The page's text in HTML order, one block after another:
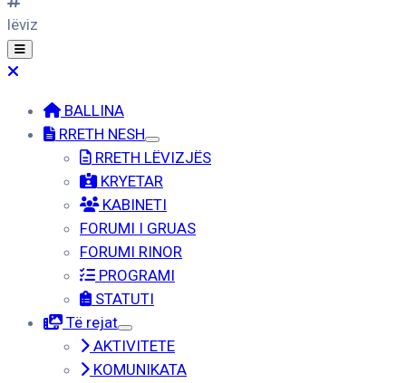
lëviz
BALLINA
RRETH NESH
RRETH LËVIZJËS
KRYETAR
KABINETI
FORUMI I GRUAS
FORUMI RINOR
PROGRAMI
STATUTI
Të rejat
AKTIVITETE
KOMUNIKATA